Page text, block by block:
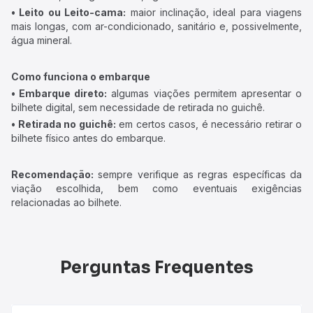
• Leito ou Leito-cama: maior inclinação, ideal para viagens
mais longas, com ar-condicionado, sanitário e, possivelmente,
água mineral.
Como funciona o embarque
• Embarque direto: algumas viações permitem apresentar o
bilhete digital, sem necessidade de retirada no guichê.
• Retirada no guichê: em certos casos, é necessário retirar o
bilhete físico antes do embarque.
Recomendação: sempre verifique as regras específicas da
viação escolhida, bem como eventuais exigências
relacionadas ao bilhete.
Perguntas Frequentes